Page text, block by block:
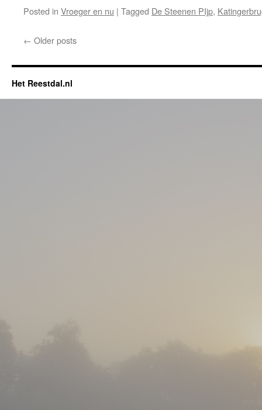
Posted in Vroeger en nu | Tagged De Steenen PIjp,
← Older posts
Het Reestdal.nl